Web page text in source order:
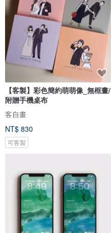
【客製】彩色簡約萌萌像_無框畫/
附贈手機桌布
客自畫
NT$ 830
可客製